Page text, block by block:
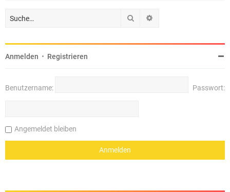
Suche
Anmelden • Registrieren
Benutzername: Passwort:
Angemeldet bleiben